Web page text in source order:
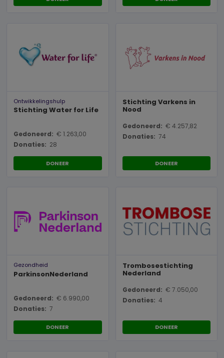
Ontwikkelingshulp
Stichting Water for Life
Gedoneerd: € 1.263,00
Donaties: 28
DONEER
Stichting Varkens in
Nood
Gedoneerd: € 4.257,82
Donaties: 74
DONEER
Gezondheid
ParkinsonNederland
Gedoneerd: € 6.990,00
Donaties: 7
DONEER
Trombosestichting
Nederland
Gedoneerd: € 7.050,00
Donaties: 4
DONEER